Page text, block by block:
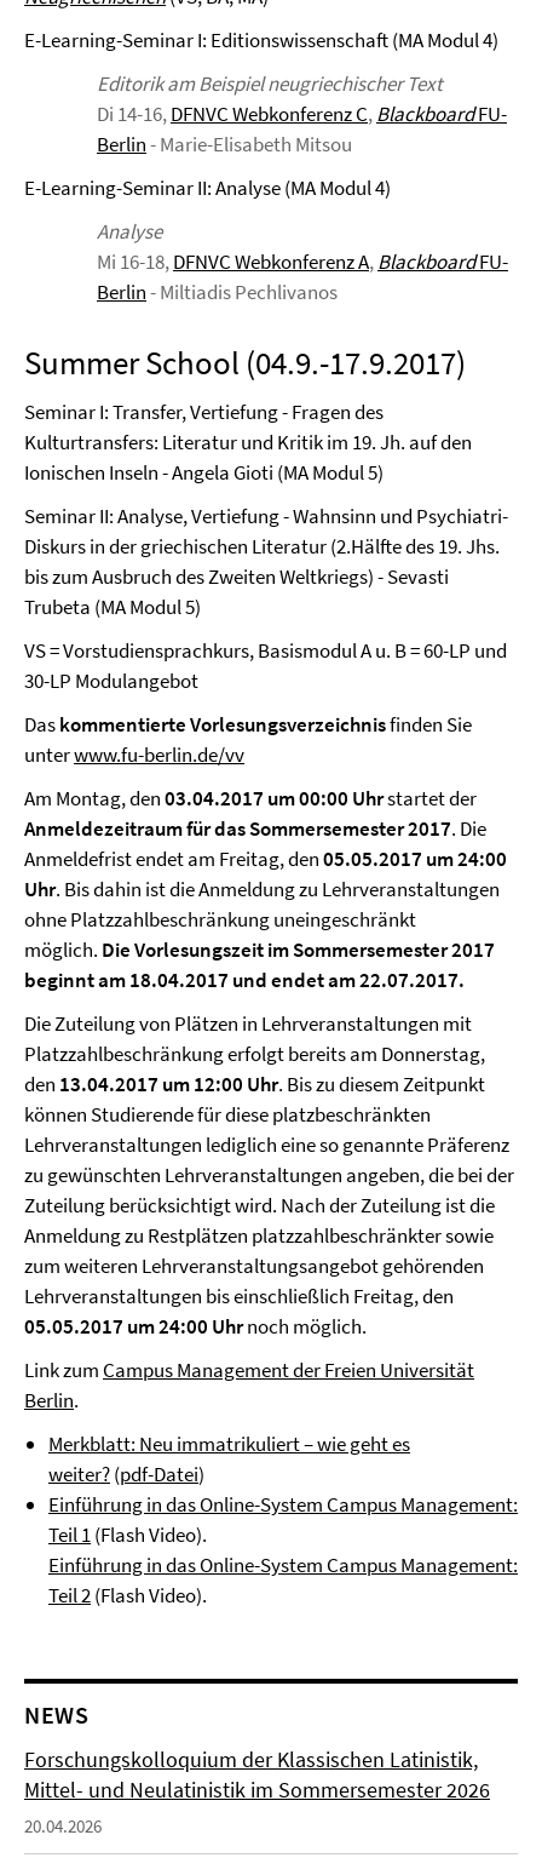
E-Learning-Seminar I: Editionswissenschaft (MA Modul 4)
Editorik am Beispiel neugriechischer Text
Di 14-16,DFNVC Webkonferenz C,BlackboardFU-
Berlin- Marie-Elisabeth Mitsou
E-Learning-Seminar II: Analyse (MA Modul 4)
Analyse
Mi 16-18,DFNVC Webkonferenz A,BlackboardFU-
Berlin- Miltiadis Pechlivanos
Summer School (04.9.-17.9.2017)
Seminar I: Transfer, Vertiefung - Fragen des
Kulturtransfers: Literatur und Kritik im 19. Jh. auf den
Ionischen Inseln - Angela Gioti (MA Modul 5)
Seminar II: Analyse, Vertiefung - Wahnsinn und Psychiatri-
Diskurs in der griechischen Literatur (2.Hälfte des 19. Jhs.
bis zum Ausbruch des Zweiten Weltkriegs) - Sevasti
Trubeta (MA Modul 5)
VS = Vorstudiensprachkurs, Basismodul A u. B = 60-LP und
30-LP Modulangebot
Daskommentierte Vorlesungsverzeichnisfinden Sie
unterwww.fu-berlin.de/vv
Am Montag, den03.04.2017 um 00:00 Uhrstartet der
Anmeldezeitraum für das Sommersemester 2017. Die
Anmeldefrist endet am Freitag, den05.05.2017 um 24:00
Uhr. Bis dahin ist die Anmeldung zu Lehrveranstaltungen
ohne Platzzahlbeschränkung uneingeschränkt
möglich. Die Vorlesungszeit im Sommersemester 2017
beginnt am 18.04.2017 und endet am 22.07.2017.
Die Zuteilung von Plätzen in Lehrveranstaltungen mit
Platzzahlbeschränkung erfolgt bereits am Donnerstag,
den 13.04.2017 um 12:00 Uhr. Bis zu diesem Zeitpunkt
können Studierende für diese platzbeschränkten
Lehrveranstaltungen lediglich eine so genannte Präferenz
zu gewünschten Lehrveranstaltungen angeben, die bei der
Zuteilung berücksichtigt wird. Nach der Zuteilung ist die
Anmeldung zu Restplätzen platzzahlbeschränkter sowie
zum weiteren Lehrveranstaltungsangebot gehörenden
Lehrveranstaltungen bis einschließlich Freitag, den
05.05.2017 um 24:00 Uhrnoch möglich.
Link zum Campus Management der Freien Universität
Berlin.
Merkblatt: Neu immatrikuliert – wie geht es
weiter?(pdf-Datei)
Einführung in das Online-System Campus Management:
Teil 1(Flash Video).
Einführung in das Online-System Campus Management:
Teil 2(Flash Video).
NEWS
Forschungskolloquium der Klassischen Latinistik,
Mittel- und Neulatinistik im Sommersemester 2026
20.04.2026